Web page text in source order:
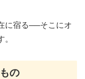
に宿る──そこにオ
の